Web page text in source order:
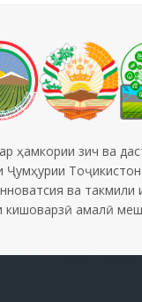
ҳамкории зич ва
Ҷумҳурии
ва такмили
кишоварзӣ амалӣ